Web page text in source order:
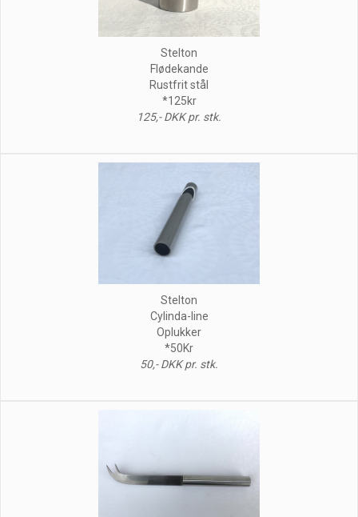
Stelton
Flødekande
Rustfrit stål
*125kr
125,- DKK pr. stk.
Stelton
Cylinda-line
Oplukker
*50Kr
50,- DKK pr. stk.